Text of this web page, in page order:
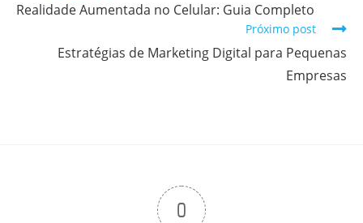
Realidade Aumentada no Celular: Guia Completo
Próximo post
Estratégias de Marketing Digital para Pequenas
Empresas
0